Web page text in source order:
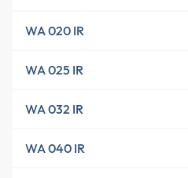
WA 020 IR
WA 025 IR
WA 032 IR
WA 040 IR